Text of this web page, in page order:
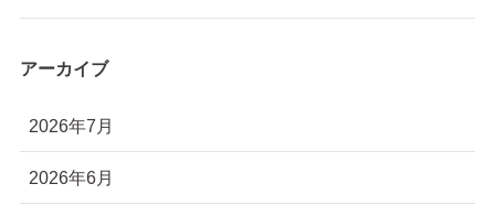
アーカイブ
2026年7月
2026年6月